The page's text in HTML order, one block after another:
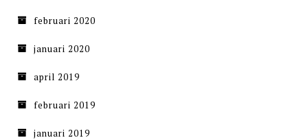
februari 2020
januari 2020
april 2019
februari 2019
januari 2019